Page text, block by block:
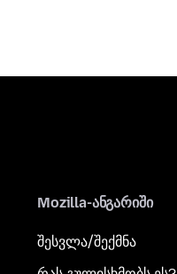
Mozilla-ანგარიში
შესვლა/შექმნა